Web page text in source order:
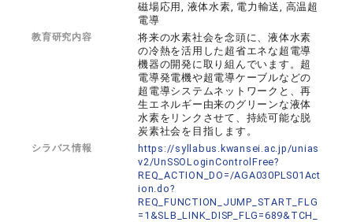
磁場応用, 液体水素, 電力輸送, 高温超
電導
教育研究内容
将来の水素社会を念頭に、液体水素
の冷熱を活用した超省エネな超電導
機器の開発に取り組んでいます。超
電導発電機や超電導ケーブルなどの
超電導システムネットワークと、再
生エネルギー由来のグリーンな液体
水素をリンクさせて、持続可能な脱
炭素社会を目指します。
シラバス情報
https://syllabus.kwansei.ac.jp/unias
v2/UnSSOLoginControlFree?
REQ_ACTION_DO=/AGA030PLS01Act
ion.do?
REQ_FUNCTION_JUMP_START_FLG
=1&SLB_LINK_DISP_FLG=689&TCH_